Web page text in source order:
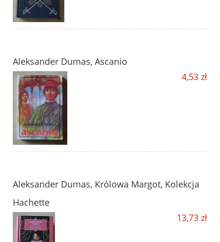
Aleksander Dumas, Ascanio
4,53 zł
Aleksander Dumas, Królowa Margot, Kolekcja
Hachette
13,73 zł